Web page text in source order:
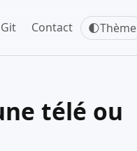
Git Contact 🌓Thème
télé ou